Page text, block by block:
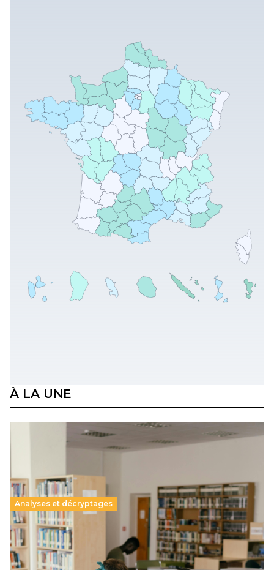
À LA UNE
Analyses et décryptages
Supérieur privé : une dérive qui met à mal la
promesse républicaine
11 juillet 2026–